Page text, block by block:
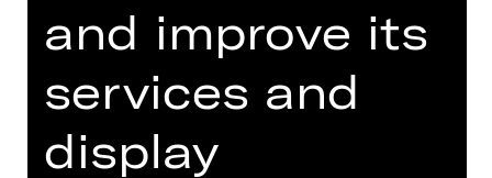
and improve its
services and
display